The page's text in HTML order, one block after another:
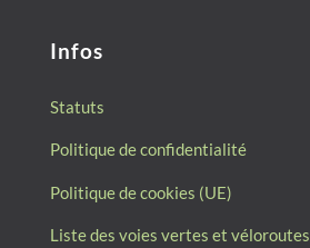
Infos
Statuts
Politique de confidentialité
Politique de cookies (UE)
Liste des voies vertes et véloroutes